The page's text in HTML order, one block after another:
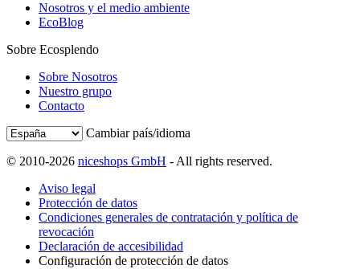
Nosotros y el medio ambiente
EcoBlog
Sobre Ecosplendo
Sobre Nosotros
Nuestro grupo
Contacto
Cambiar país/idioma
© 2010-2026 niceshops GmbH - All rights reserved.
Aviso legal
Protección de datos
Condiciones generales de contratación y política de
revocación
Declaración de accesibilidad
Configuración de protección de datos